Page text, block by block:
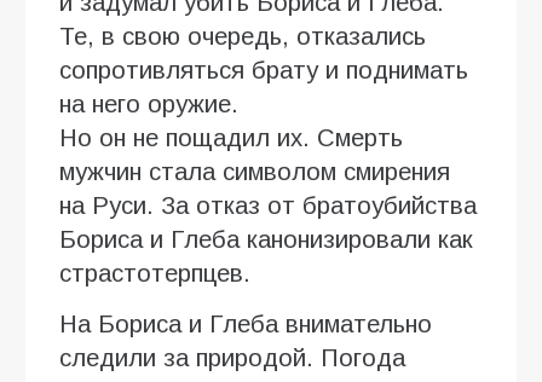
Те, в свою очередь, отказались
сопротивляться брату и поднимать
на него оружие.
Но он не пощадил их. Смерть
мужчин стала символом смирения
на Руси. За отказ от братоубийства
Бориса и Глеба канонизировали как
страстотерпцев.
На Бориса и Глеба внимательно
следили за природой. Погода